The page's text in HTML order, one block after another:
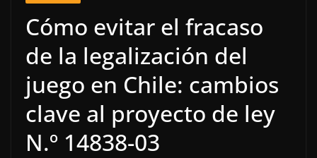
Cómo evitar el fracaso
de la legalización del
juego en Chile: cambios
clave al proyecto de ley
N.º 14838-03